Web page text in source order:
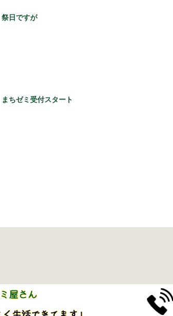
祭日ですが
まちゼミ受付スタート